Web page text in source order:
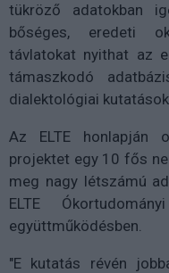
tükröző adatokban
bőséges, eredeti
távlatokat nyithat az
támaszkodó
dialektológiai
Az ELTE honlapján
projektet egy 10 fős
meg nagy létszámú
ELTE
együttműködésben.
"E kutatás révén